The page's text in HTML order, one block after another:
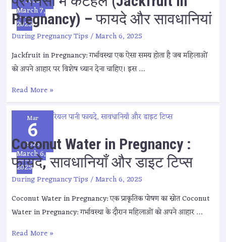
March 7,
2025
Pregnancy) – फायदे और सावधानियां
During Pregnancy Tips/March 6, 2025
Jackfruit in Pregnancy: गर्भावस्था एक ऐसा समय होता है जब महिलाओं
को अपने आहार पर विशेष ध्यान देना चाहिए। इस …
Read More »
Mar
6
2025
March 6,
2025
Coconut Water in Pregnancy :
फायदे, सावधानियाँ और डाइट टिप्स
During Pregnancy Tips/March 6, 2025
Coconut Water in Pregnancy: एक प्राकृतिक पोषण का स्रोत Coconut
Water in Pregnancy: गर्भावस्था के दौरान महिलाओं को अपने आहार …
Read More »